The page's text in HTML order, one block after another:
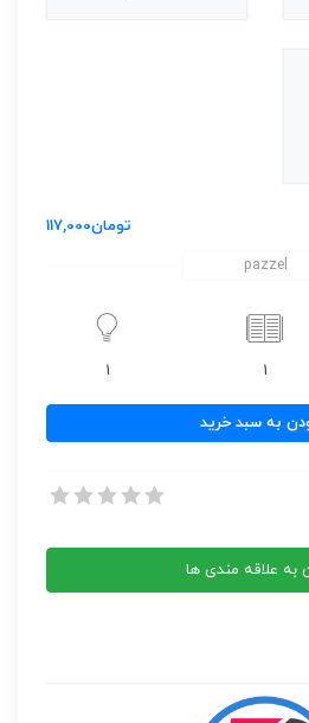
تومان117,000
pazzel
1
1
به سبد خرید
به علاقه مندی ها